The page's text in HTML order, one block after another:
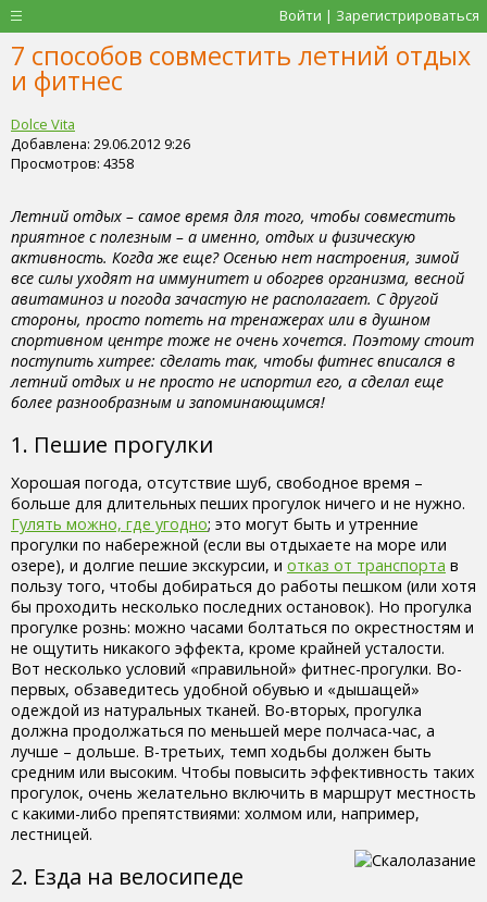
Войти | Зарегистрироваться
7 способов совместить летний отдых
и фитнес
Dolce Vita
Добавлена: 29.06.2012 9:26
Просмотров: 4358
Летний отдых – самое время для того, чтобы совместить
приятное с полезным – а именно, отдых и физическую
активность. Когда же еще? Осенью нет настроения, зимой
все силы уходят на иммунитет и обогрев организма, весной
авитаминоз и погода зачастую не располагает. С другой
стороны, просто потеть на тренажерах или в душном
спортивном центре тоже не очень хочется. Поэтому стоит
поступить хитрее: сделать так, чтобы фитнес вписался в
летний отдых и не просто не испортил его, а сделал еще
более разнообразным и запоминающимся!
1. Пешие прогулки
Хорошая погода, отсутствие шуб, свободное время –
больше для длительных пеших прогулок ничего и не нужно.
Гулять можно, где угодно; это могут быть и утренние
прогулки по набережной (если вы отдыхаете на море или
озере), и долгие пешие экскурсии, и отказ от транспорта в
пользу того, чтобы добираться до работы пешком (или хотя
бы проходить несколько последних остановок). Но прогулка
прогулке рознь: можно часами болтаться по окрестностям и
не ощутить никакого эффекта, кроме крайней усталости.
Вот несколько условий «правильной» фитнес-прогулки. Во-
первых, обзаведитесь удобной обувью и «дышащей»
одеждой из натуральных тканей. Во-вторых, прогулка
должна продолжаться по меньшей мере полчаса-час, а
лучше – дольше. В-третьих, темп ходьбы должен быть
средним или высоким. Чтобы повысить эффективность таких
прогулок, очень желательно включить в маршрут местность
с какими-либо препятствиями: холмом или, например,
лестницей.
2. Езда на велосипеде